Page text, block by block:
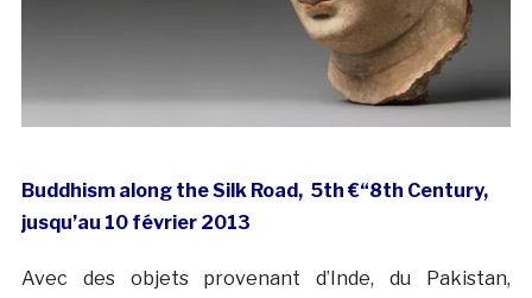
Buddhism along the Silk Road, 5th €“8th Century,
jusqu’au 10 février 2013
Avec des objets provenant d’Inde, du Pakistan,